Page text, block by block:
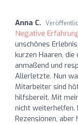
Anna C.
Negative
unschönes
kurzen Haaren,
anmaßend und
Allerletzte. Nun
Mitarbeiter sind
hilfsbereit. Mit
nicht weiterhelfen.
Rezensionen,